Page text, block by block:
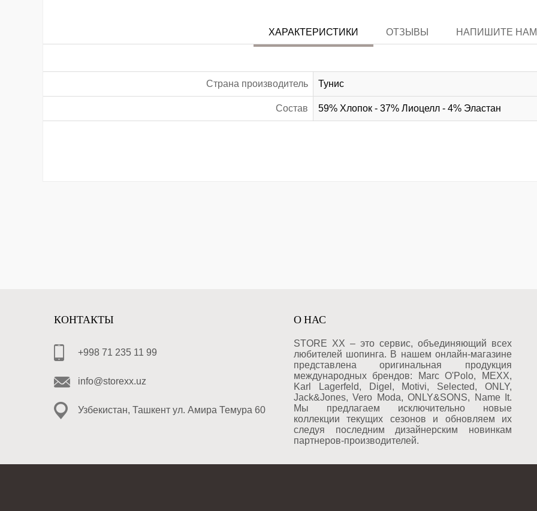
ХАРАКТЕРИСТИКИ ОТЗЫВЫ НАПИШИТЕ НАМ
Страна производитель Тунис
Состав 59% Хлопок - 37% Лиоцелл - 4% Эластан
КОНТАКТЫ
+998 71 235 11 99
info@storexx.uz
Узбекистан, Ташкент ул. Амира Темура 60
О НАС
STORE XX – это сервис, объединяющий всех
любителей шопинга. В нашем онлайн-магазине
представлена оригинальная продукция
международных брендов: Marc O'Polo, MEXX,
Karl Lagerfeld, Digel, Motivi, Selected, ONLY,
Jack&Jones, Vero Moda, ONLY&SONS, Name It.
Мы предлагаем исключительно новые
коллекции текущих сезонов и обновляем их
следуя последним дизайнерским новинкам
партнеров-производителей.